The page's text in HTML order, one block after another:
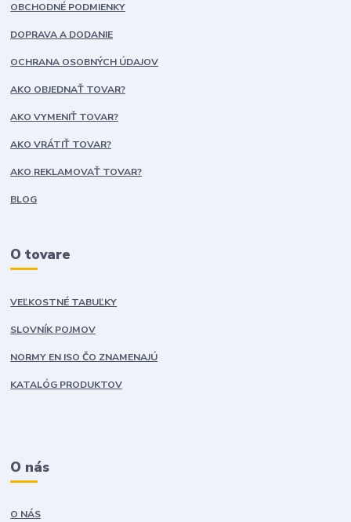
OBCHODNÉ PODMIENKY
DOPRAVA A DODANIE
OCHRANA OSOBNÝCH ÚDAJOV
AKO OBJEDNAŤ TOVAR?
AKO VYMENIŤ TOVAR?
AKO VRÁTIŤ TOVAR?
AKO REKLAMOVAŤ TOVAR?
BLOG
O tovare
VEĽKOSTNÉ TABUĽKY
SLOVNÍK POJMOV
NORMY EN ISO ČO ZNAMENAJÚ
KATALÓG PRODUKTOV
O nás
O NÁS